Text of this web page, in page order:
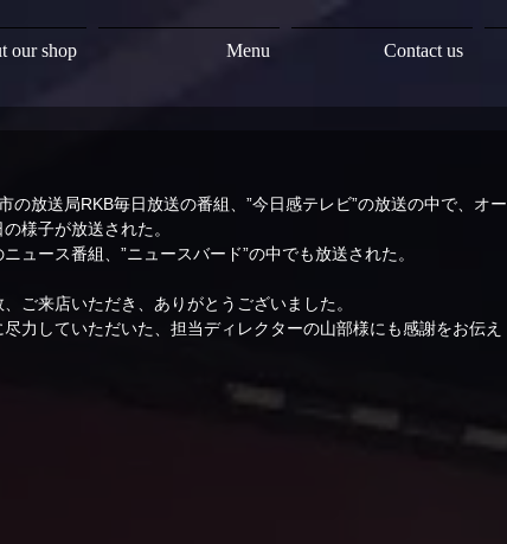
our shop Menu Contact us
の放送局RKB毎日放送の番組、”今日感テレビ”の放送の中で、オー
様子が放送された。
ュース番組、”ニュースバード”の中でも放送された。
ご来店いただき、ありがとうございました。
力していただいた、担当ディレクターの山部様にも感謝をお伝え